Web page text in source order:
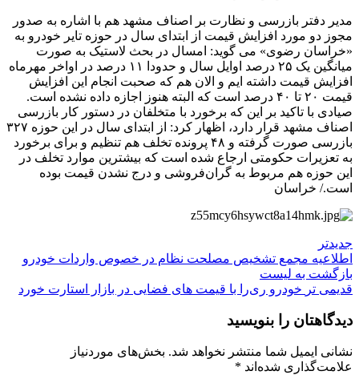
مدیر دفتر بازرسی و نظارت بر اصناف مشهد هم با اشاره به صدور
مجوز دو مورد افزایش قیمت از ابتدای سال در حوزه تایر خودرو به
«خراسان رضوی» می گوید: امسال در بحث لاستیک به صورت
میانگین یک ۲۵ درصد اوایل سال و حدودا ۱۱ درصد در اواخر مهرماه
افزایش قیمت داشته ایم و الان هم که صحبت انجام این افزایش
قیمت ۲۰ تا ۴۰ درصد است که البته هنوز اجازه داده نشده است.
صیادی با تاکید بر این که برخورد با متخلفان در دستور کار بازرسی
اصناف مشهد قرار دارد، اظهار کرد: از ابتدای سال در این حوزه ۳۲۷
بازرسی صورت گرفته و ۴۸ پرونده تخلف هم تنظیم و برای برخورد
به تعزیرات حکومتی ارجاع شده است که بیشترین موارد تخلف در
این حوزه هم مربوط به گران‌فروشی و درج نشدن قیمت بوده
است./ خراسان
جدیدتر
اطلاعیه مجمع تشخیص مصلحت نظام در خصوص واردات خودرو
بازگشت به لیست
قدیمی تر خودرو ری‌را با قیمت های فضایی در بازار استارت خورد
دیدگاهتان را بنویسید
نشانی ایمیل شما منتشر نخواهد شد. بخش‌های موردنیاز
علامت‌گذاری شده‌اند *